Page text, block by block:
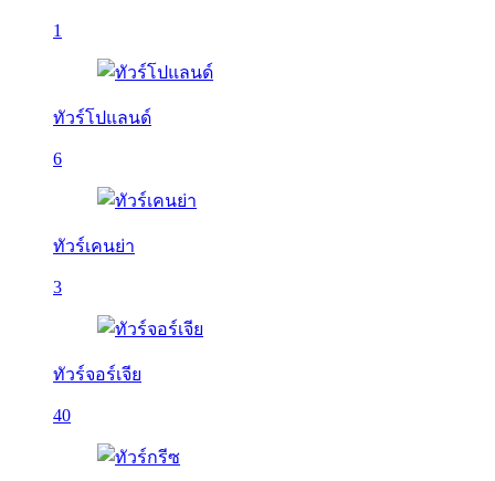
1
ทัวร์โปแลนด์
6
ทัวร์เคนย่า
3
ทัวร์จอร์เจีย
40